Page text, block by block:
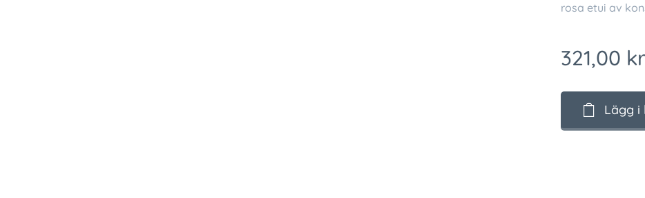
rosa etui av
321,00 kr
Lägg i